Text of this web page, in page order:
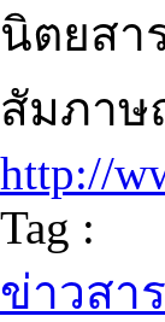
นิตยสา
สัมภาษ
http://
Tag :
ข่าวสาร